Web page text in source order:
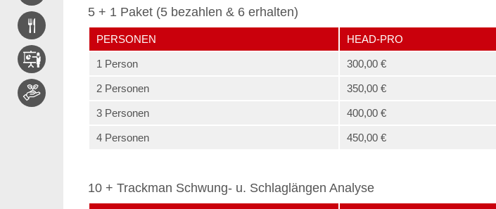
5 + 1 Paket (5 bezahlen & 6 erhalten)
PERSONEN HEAD-PRO
1 Person 300,00 €
2 Personen 350,00 €
3 Personen 400,00 €
4 Personen 450,00 €
10 + Trackman Schwung- u. Schlaglängen Analyse